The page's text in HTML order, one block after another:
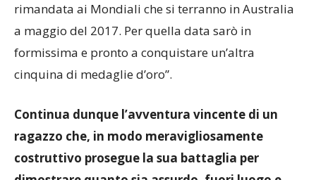
rimandata ai Mondiali che si terranno in Australia
a maggio del 2017. Per quella data sarò in
formissima e pronto a conquistare un’altra
cinquina di medaglie d’oro”.
Continua dunque l’avventura vincente di un
ragazzo che, in modo meravigliosamente
costruttivo prosegue la sua battaglia per